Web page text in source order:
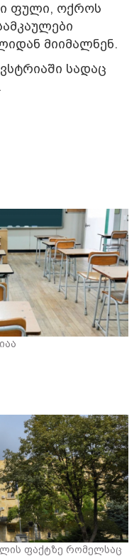
ფული, ოქროს
მიიმალნენ.
სადაც
ფაქტზე რომელსაც